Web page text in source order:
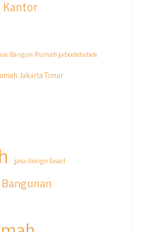
untuk Bangun
terkait program
Kantor
Bangun Rumah jabodetabek
Jakarta Timur
jasa design fasad